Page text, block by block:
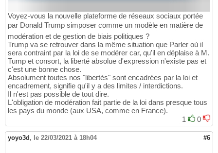
Voyez-vous la nouvelle plateforme de réseaux sociaux portée
par Donald Trump simposer comme un modèle en matière de
modération et de gestion de biais politiques ?
Trump va se retrouver dans la même situation que Parler où il
sera contraint par la loi de se modérer car, qu'il en déplaise à M.
Tump et consort, la liberté absolue d'expression n'existe pas et
c'est une bonne chose.
Absolument toutes nos "libertés" sont encadrées par la loi et
encadrement, signifie qu'il y a des limites / interdictions.
Il n'est pas possible de tout dire.
L'obligation de modération fait partie de la loi dans presque tous
les pays du monde (aux USA, comme en France).
1
0
yoyo3d , le 22/03/2021 à 18h04 #6